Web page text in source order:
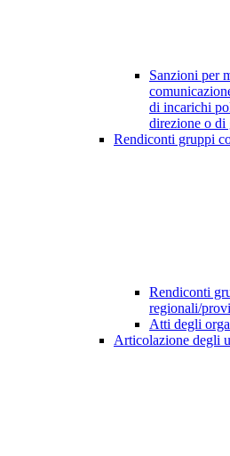
Sanzioni per
di incarichi
direzione o di
Rendiconti gruppi
Rendiconti
regionali/
Atti degli
Articolazione degli